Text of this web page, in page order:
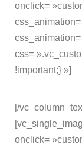
onclick=
css=
!important;} »]
[/
onclick=